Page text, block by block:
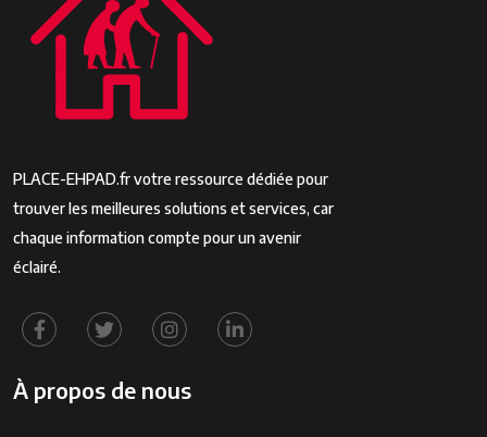
PLACE-EHPAD.fr votre ressource dédiée pour
trouver les meilleures solutions et services, car
chaque information compte pour un avenir
éclairé.
À propos de nous